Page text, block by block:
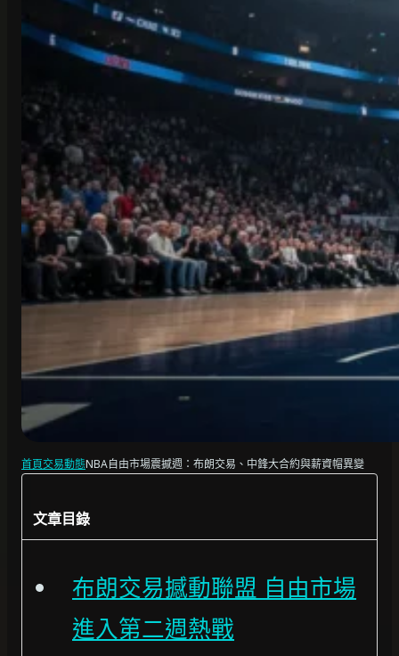
首頁交易動態NBA自由市場震撼週：布朗交易、中鋒大合約與薪資帽異變
文章目錄
布朗交易撼動聯盟 自由市場
進入第二週熱戰